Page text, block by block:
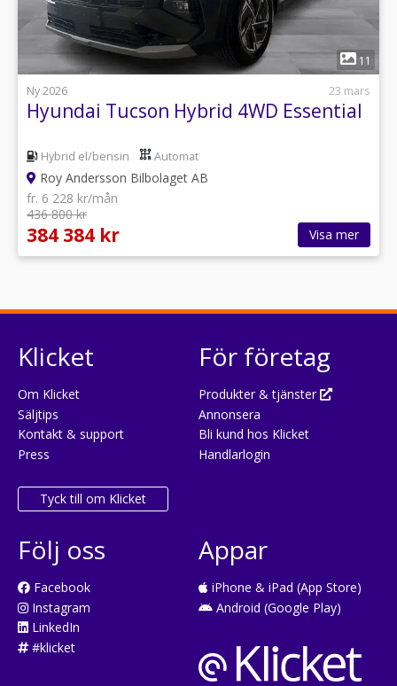
1
11
Ny 2026
23 mars
Hyundai Tucson Hybrid 4WD Essential
Hybrid el/bensin Automat
Roy Andersson Bilbolaget AB
fr. 6 228 kr/mån
436 800 kr
384 384 kr Visa mer
Klicket
Om Klicket
Säljtips
Kontakt & support
Press
Tyck till om Klicket
För företag
Produkter & tjänster
Annonsera
Bli kund hos Klicket
Handlarlogin
Följ oss
Facebook
Instagram
LinkedIn
#klicket
Appar
iPhone & iPad (App Store)
Android (Google Play)